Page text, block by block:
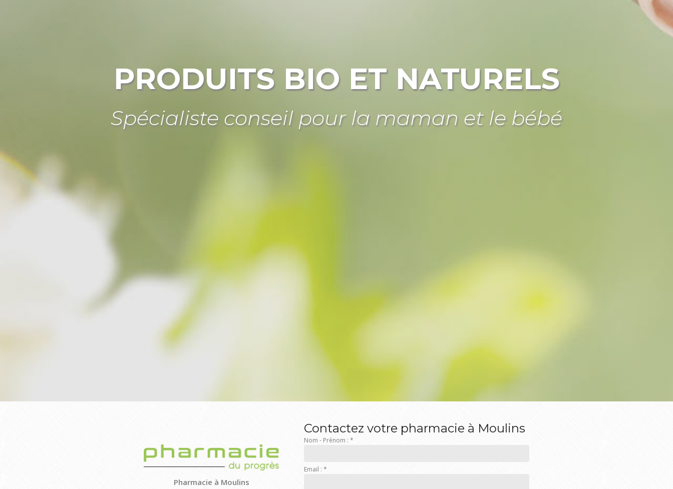
PRODUITS BIO ET NATURELS
Spécialiste conseil pour la maman et le bébé
Pharmacie à Moulins
Contactez votre pharmacie à Moulins
Nom - Prénom : *
Email : *